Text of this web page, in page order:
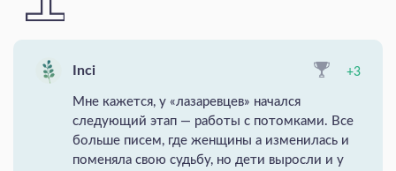
Inci +3
Мне кажется, у «лазаревцев» начался
следующий этап — работы с потомками. Все
больше писем, где женщины а изменилась и
поменяла свою судьбу, но дети выросли и у